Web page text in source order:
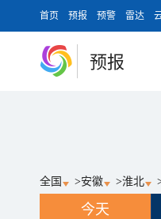
首页 预报 预警 雷达
预报
全国 >安徽 >淮北
今天